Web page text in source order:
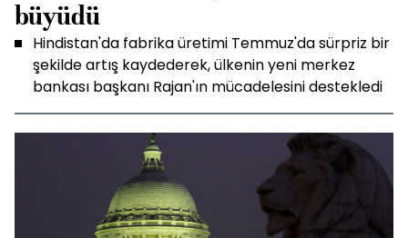
büyüdü
Hindistan'da fabrika üretimi Temmuz'da sürpriz bir
şekilde artış kaydederek, ülkenin yeni merkez
bankası başkanı Rajan'ın mücadelesini destekledi